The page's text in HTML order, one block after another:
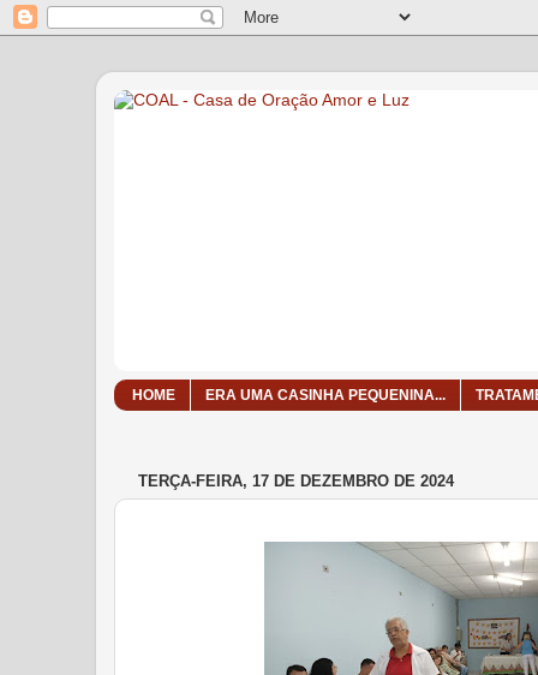
HOME ERA UMA CASINHA PEQUENINA...
TERÇA-FEIRA, 17 DE DEZEMBRO DE 2024